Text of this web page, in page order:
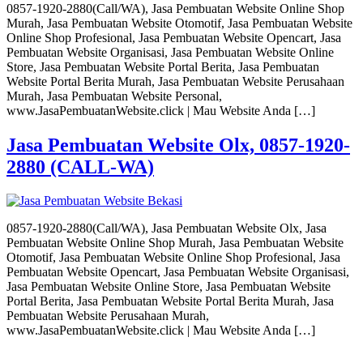
0857-1920-2880(Call/WA), Jasa Pembuatan Website Online Shop
Murah, Jasa Pembuatan Website Otomotif, Jasa Pembuatan Website
Online Shop Profesional, Jasa Pembuatan Website Opencart, Jasa
Pembuatan Website Organisasi, Jasa Pembuatan Website Online
Store, Jasa Pembuatan Website Portal Berita, Jasa Pembuatan
Website Portal Berita Murah, Jasa Pembuatan Website Perusahaan
Murah, Jasa Pembuatan Website Personal,
www.JasaPembuatanWebsite.click | Mau Website Anda […]
Jasa Pembuatan Website Olx, 0857-1920-
2880 (CALL-WA)
0857-1920-2880(Call/WA), Jasa Pembuatan Website Olx, Jasa
Pembuatan Website Online Shop Murah, Jasa Pembuatan Website
Otomotif, Jasa Pembuatan Website Online Shop Profesional, Jasa
Pembuatan Website Opencart, Jasa Pembuatan Website Organisasi,
Jasa Pembuatan Website Online Store, Jasa Pembuatan Website
Portal Berita, Jasa Pembuatan Website Portal Berita Murah, Jasa
Pembuatan Website Perusahaan Murah,
www.JasaPembuatanWebsite.click | Mau Website Anda […]